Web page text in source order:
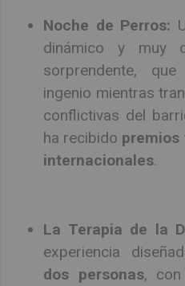
Noche de Perros:
dinámico y muy
sorprendente,
ingenio mientras
conflictivas del
ha recibido premios
internacionales.
La Terapia de la
experiencia
dos personas, con